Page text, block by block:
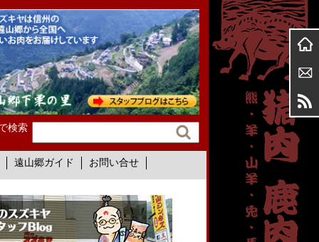
検索
遠山郷ガイド お問い合せ